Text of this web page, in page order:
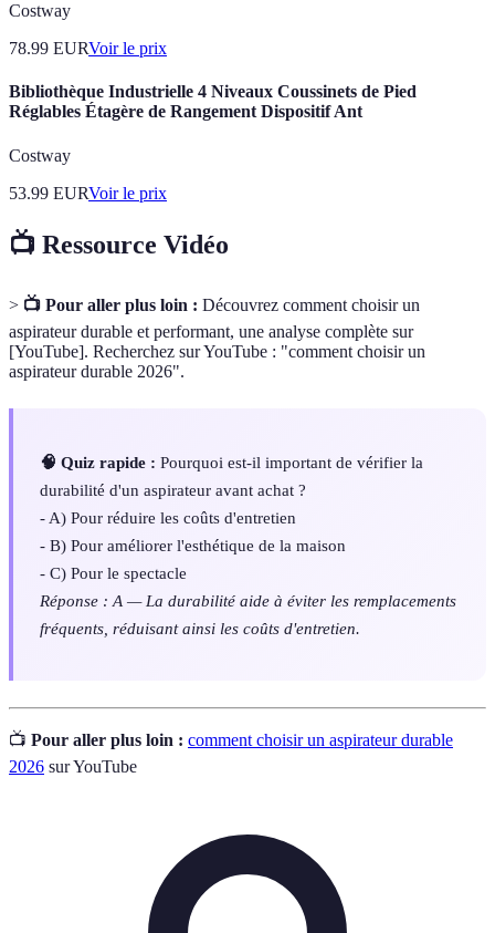
Costway
78.99 EURVoir le prix
Bibliothèque Industrielle 4 Niveaux Coussinets de Pied
Réglables Étagère de Rangement Dispositif Ant
Costway
53.99 EURVoir le prix
📺 Ressource Vidéo
> 📺 Pour aller plus loin : Découvrez comment choisir un
aspirateur durable et performant, une analyse complète sur
[YouTube]. Recherchez sur YouTube : "comment choisir un
aspirateur durable 2026".
🧠 Quiz rapide : Pourquoi est-il important de vérifier la
durabilité d'un aspirateur avant achat ?
- A) Pour réduire les coûts d'entretien
- B) Pour améliorer l'esthétique de la maison
- C) Pour le spectacle
Réponse : A — La durabilité aide à éviter les remplacements
fréquents, réduisant ainsi les coûts d'entretien.
📺 Pour aller plus loin : comment choisir un aspirateur durable
2026 sur YouTube